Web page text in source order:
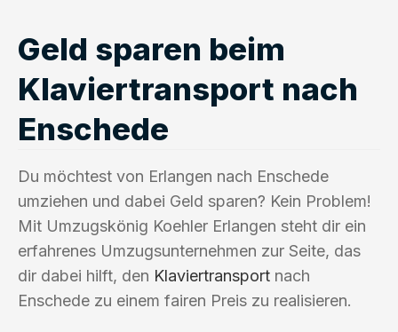
Geld sparen beim
Klaviertransport nach
Enschede
Du möchtest von Erlangen nach Enschede
umziehen und dabei Geld sparen? Kein Problem!
Mit Umzugskönig Koehler Erlangen steht dir ein
erfahrenes Umzugsunternehmen zur Seite, das
dir dabei hilft, den Klaviertransport nach
Enschede zu einem fairen Preis zu realisieren.